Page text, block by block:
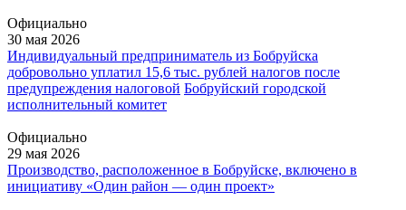
Официально
30 мая 2026
Индивидуальный предприниматель из Бобруйска
добровольно уплатил 15,6 тыс. рублей налогов после
предупреждения налоговой Бобруйский городской
исполнительный комитет
Официально
29 мая 2026
Производство, расположенное в Бобруйске, включено в
инициативу «Один район — один проект»